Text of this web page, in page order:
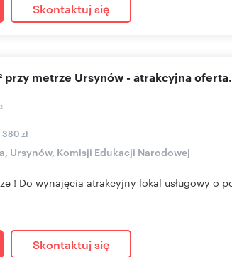
Skontaktuj się
2
przy metrze Ursynów - atrakcyjna oferta.
380 zł
Ursynów, Komisji Edukacji Narodowej
! Do wynajęcia atrakcyjny lokal usługowy o
Skontaktuj się